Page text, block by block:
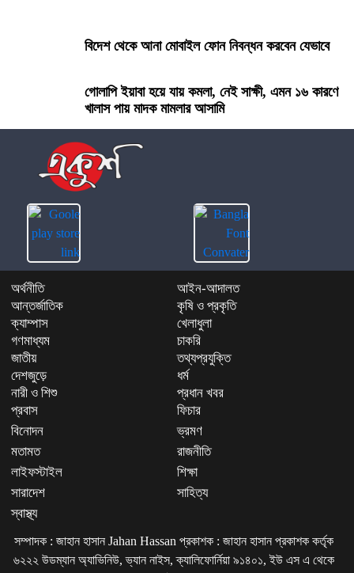
বিদেশ থেকে আনা মোবাইল ফোন নিবন্ধন করবেন যেভাবে
গোলাপি ইয়াবা হয়ে যায় কমলা, নেই সাক্ষী, এমন ১৬ কারণে
খালাস পায় মাদক মামলার আসামি
অর্থনীতি
আইন-আদালত
আন্তর্জাতিক
কৃষি ও প্রকৃতি
ক্যাম্পাস
খেলাধুলা
গণমাধ্যম
চাকরি
জাতীয়
তথ্যপ্রযুক্তি
দেশজুড়ে
ধর্ম
নারী ও শিশু
প্রধান খবর
প্রবাস
ফিচার
বিনোদন
ভ্রমণ
মতামত
রাজনীতি
লাইফস্টাইল
শিক্ষা
সারাদেশ
সাহিত্য
স্বাস্থ্য
সম্পাদক : জাহান হাসান Jahan Hassan প্রকাশক : জাহান হাসান প্রকাশক কর্তৃক
৬২২২ উডম্যান অ্যাভিনিউ, ভ্যান নাইস, ক্যালিফোর্নিয়া ৯১৪০১, ইউ এস এ থেকে